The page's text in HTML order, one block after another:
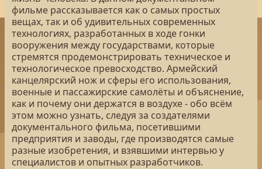
фильме рассказывается как о самых простых
вещах, так и об удивительных современных
технологиях, разработанных в ходе гонки
вооружения между государствами, которые
стремятся продемонстрировать техническое и
технологическое превосходство. Армейский
канцелярский нож и сферы его использования,
военные и пассажирские самолёты и объяснение,
как и почему они держатся в воздухе - обо всём
этом можно узнать, следуя за создателями
документального фильма, посетившими
предприятия и заводы, где производятся самые
разные изобретения, и взявшими интервью у
специалистов и опытных разработчиков.